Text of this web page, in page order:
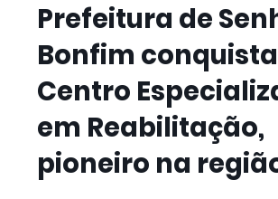
Prefeitura de
Bonfim conquista
Centro
em Reabilitação,
pioneiro na